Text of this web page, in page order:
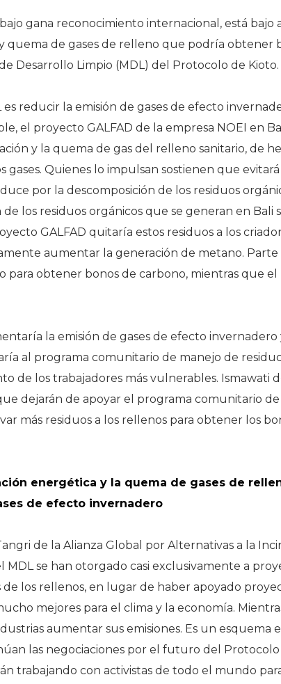
gana reconocimiento internacional, está bajo
quema de gases de relleno que podría obtener
Desarrollo Limpio (MDL) del Protocolo de Kioto.
reducir la emisión de gases de efecto
el proyecto GALFAD de la empresa NOEI en
y la quema de gas del relleno sanitario, de
gases. Quienes lo impulsan sostienen que evitará
por la descomposición de los residuos
los residuos orgánicos que se generan en Bali
GALFAD quitaría estos residuos a los
aumentar la generación de metano. Parte
para obtener bonos de carbono, mientras que el
la emisión de gases de efecto invernadero
al programa comunitario de manejo de
de los trabajadores más vulnerables. Ismawati
dejarán de apoyar el programa comunitario
más residuos a los rellenos para obtener los
energética y la quema de gases de
de efecto invernadero
de la Alianza Global por Alternativas a la
MDL se han otorgado casi exclusivamente a
de los rellenos, en lugar de haber apoyado
mejores para el clima y la economía.
aumentar sus emisiones. Es un esquema
las negociaciones por el futuro del
trabajando con activistas de todo el mundo